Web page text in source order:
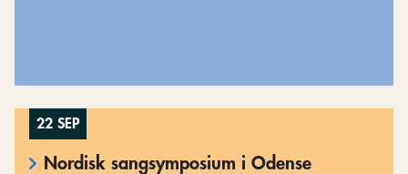
22 SEP
Nordisk sangsymposium i Odense